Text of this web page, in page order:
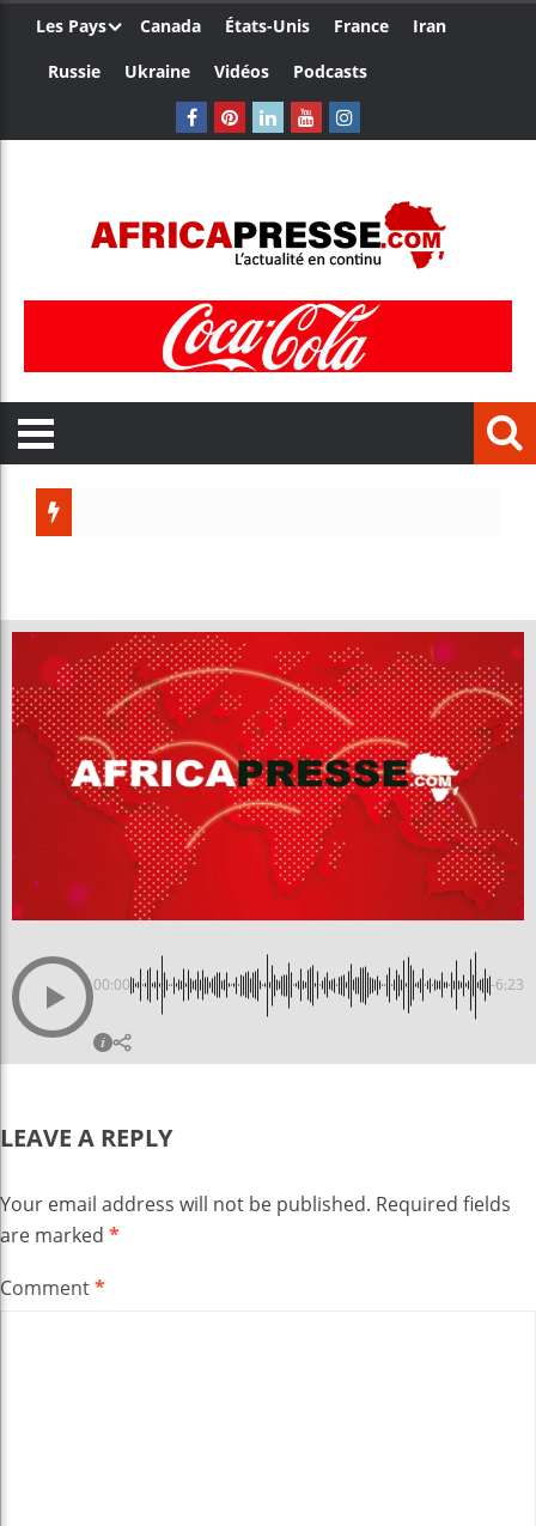
Les Pays Canada États-Unis France
Iran
Russie
Ukraine Vidéos Podcasts
00:00 -6:23
LEAVE A REPLY
Your email address will not be published. Required fields
are marked *
Comment*